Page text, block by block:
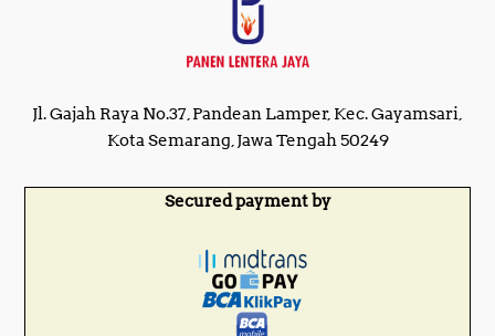
Jl. Gajah Raya No.37, Pandean Lamper, Kec. Gayamsari,
Kota Semarang, Jawa Tengah 50249
Secured payment by